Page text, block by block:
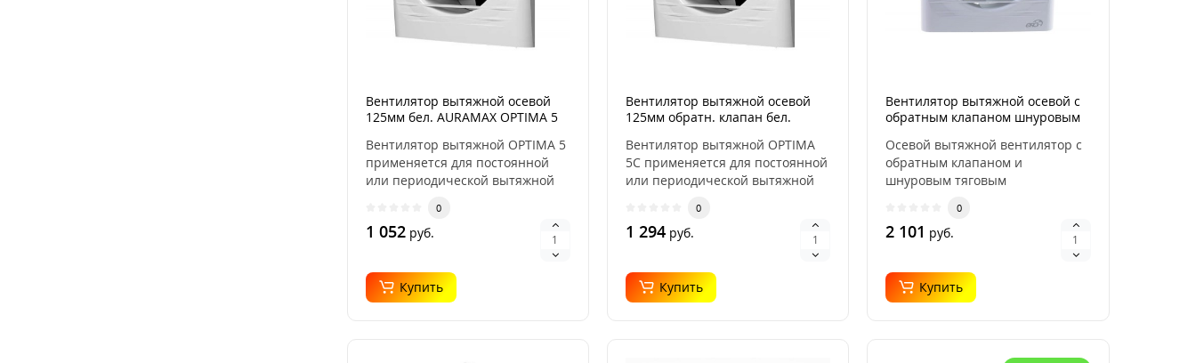
Вентилятор вытяжной осевой
125мм бел. AURAMAX OPTIMA 5
Вентилятор вытяжной OPTIMA 5
применяется для постоянной
или периодической вытяжной
0
1 052руб.
Купить
Вентилятор вытяжной осевой
125мм обратн. клапан бел.
Вентилятор вытяжной OPTIMA
5C применяется для постоянной
или периодической вытяжной
0
1 294руб.
Купить
Вентилятор вытяжной осевой с
обратным клапаном шнуровым
ERA 4C-02
Осевой вытяжной вентилятор с
обратным клапаном и
шнуровым тяговым
0
2 101 руб.
Купить